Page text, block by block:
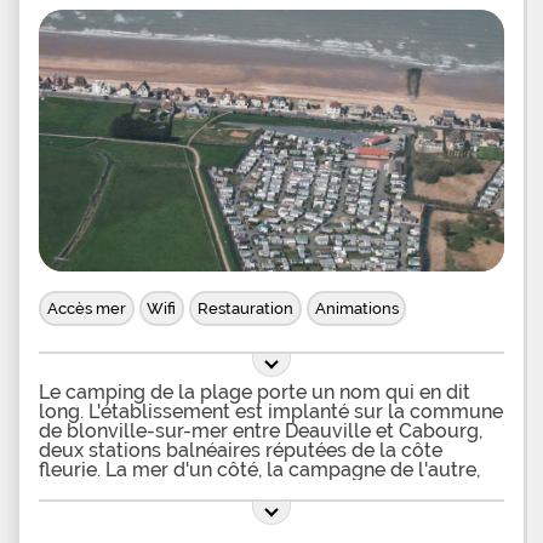
que
Accès mer Wifi Restauration Animations
Le camping de la plage porte un nom qui en dit
long. L'établissement est implanté sur la commune
de blonville-sur-mer entre Deauville et Cabourg,
deux stations balnéaires réputées de la côte
fleurie. La mer d'un côté, la campagne de l'autre,
parcelles d'environ 80 m² sont engazonnées pour
recevoir tente, caravane ou camping-car de façon